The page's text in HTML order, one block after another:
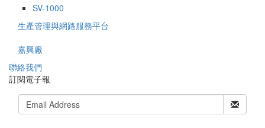
SV-1000
生產管理與網路服務平台
嘉興廠
聯絡我們
訂閱電子報